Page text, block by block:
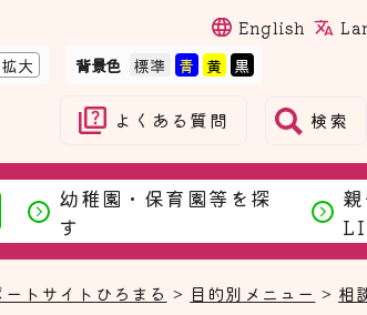
English
拡大 背景色
よくある質問 検索
幼稚園・保育園等を探
す
トサイトひろまる > 目的別メニュー > 相